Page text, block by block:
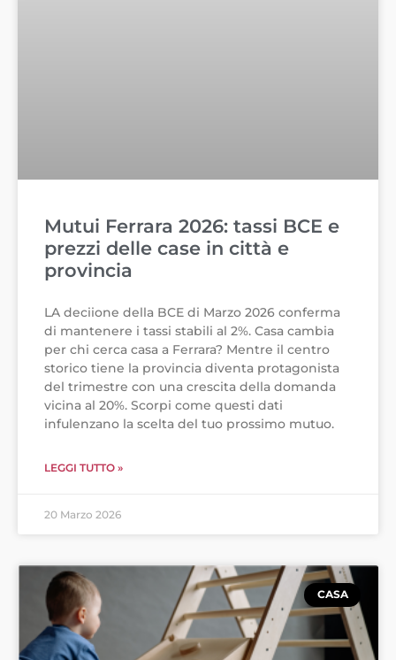
Mutui Ferrara 2026: tassi BCE e
prezzi delle case in città e
provincia
LA deciione della BCE di Marzo 2026 conferma
di mantenere i tassi stabili al 2%. Casa cambia
per chi cerca casa a Ferrara? Mentre il centro
storico tiene la provincia diventa protagonista
del trimestre con una crescita della domanda
vicina al 20%. Scorpi come questi dati
infulenzano la scelta del tuo prossimo mutuo.
LEGGI TUTTO »
20 Marzo 2026
CASA